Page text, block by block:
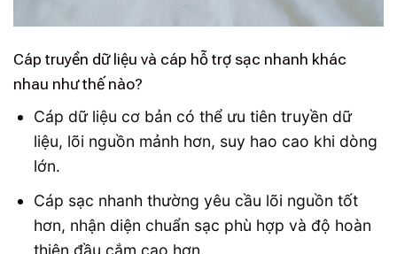
Cáp truyền dữ liệu và cáp hỗ trợ sạc nhanh khác
nhau như thế nào?
Cáp dữ liệu cơ bản có thể ưu tiên truyền dữ
liệu, lõi nguồn mảnh hơn, suy hao cao khi dòng
lớn.
Cáp sạc nhanh thường yêu cầu lõi nguồn tốt
hơn, nhận diện chuẩn sạc phù hợp và độ hoàn
thiện đầu cắm cao hơn.